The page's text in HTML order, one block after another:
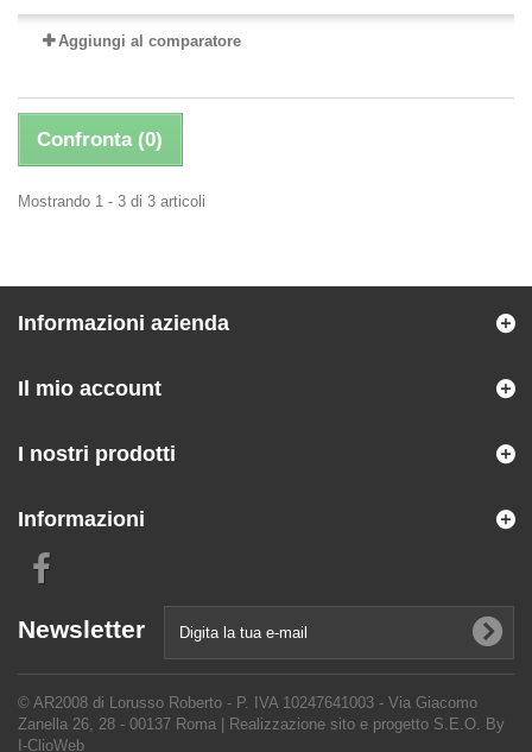
Aggiungi al comparatore
Confronta (0)
Mostrando 1 - 3 di 3 articoli
Informazioni azienda
Il mio account
I nostri prodotti
Informazioni
© AR2008 di Lorusso Roberto - P. IVA 10247641003 - Via Giacomo
Zanella 26, 28 - 00137 Roma |
Realizzazione sito e progetto S.E.O. By
I-ClioWeb
Newsletter